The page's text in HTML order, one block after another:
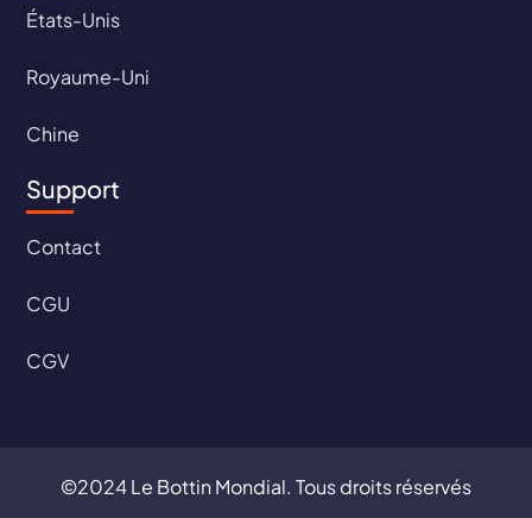
États-Unis
Royaume-Uni
Chine
Support
Contact
CGU
CGV
©2024 Le Bottin Mondial. Tous droits réservés